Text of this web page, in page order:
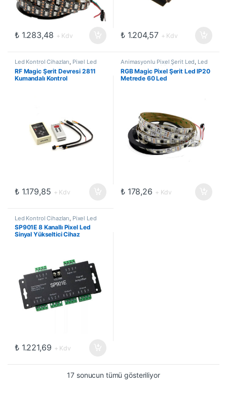
₺1.283,48 + Kdv ₺1.204,57 + Kdv
Led Kontrol Cihazları, Pixel Led
Kontrol Cihazları
RF Magic Şerit Devresi 2811
Kumandalı Kontrol
₺1.179,85 + Kdv
Animasyonlu Pixel Şerit Led, Led
ve Aydınlatma Çözümleri
RGB Magic Pixel Şerit Led IP20
Metrede 60 Led
₺178,26 + Kdv
Led Kontrol Cihazları Pixel Led
Kontrol Cihazları
SP901E 8 Kanallı Pixel Led
Sinyal Yükseltici Cihaz
₺1.221,69 + Kdv
17 sonucun tümü gösteriliyor